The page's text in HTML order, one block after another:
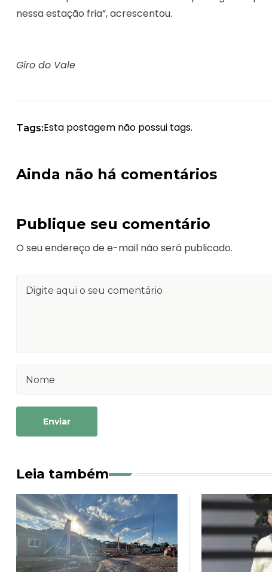
nessa estação fria”, acrescentou.
Giro do Vale
Tags:Esta postagem não possui tags.
Ainda não há comentários
Publique seu comentário
O seu endereço de e-mail não será publicado.
Enviar
Leia também